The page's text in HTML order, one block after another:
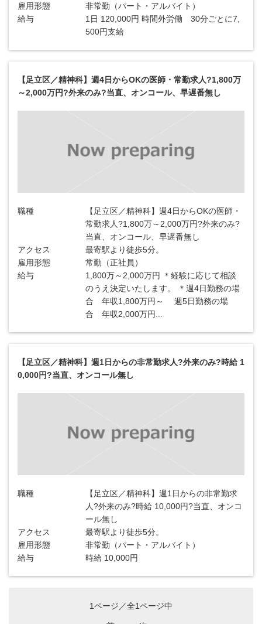
雇用形態
非常勤（パート・アルバイト）
給与
1日 120,000円 時間外労働 30分ごとに7,
500円支給
【足立区／精神科】週4日からOKの医師・常勤求人?1,800万
～2,000万円?外来のみ?当直、オンコール、早遅番無し
職種
【足立区／精神科】週4日からOKの医師・
常勤求人?1,800万～2,000万円?外来のみ?
当直、オンコール、早遅番無し
アクセス
最寄駅より徒歩5分。
雇用形態
常勤（正社員）
給与
1,800万～2,000万円 ＊経験に応じて相談
のうえ決定いたします。 ＊週4日勤務の場
合 年収1,800万円～ 週5日勤務の場
合 年収2,000万円...
【足立区／精神科】週1日からの非常勤求人?外来のみ?時給 1
0,000円?当直、オンコール無し
職種
【足立区／精神科】週1日からの非常勤求
人?外来のみ?時給 10,000円?当直、オンコ
ール無し
アクセス
最寄駅より徒歩5分。
雇用形態
非常勤（パート・アルバイト）
給与
時給 10,000円
1ページ／全1ページ中